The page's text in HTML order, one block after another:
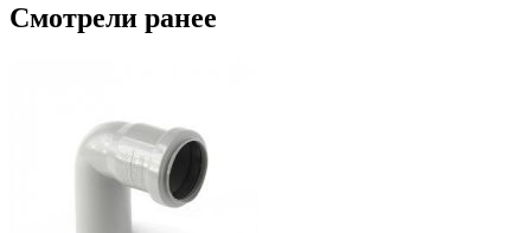
Смотрели ранее